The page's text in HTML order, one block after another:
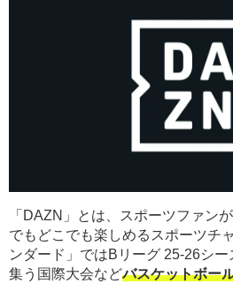
「DAZN」とは、スポーツファン
でもどこでも楽しめるスポーツチ
ンダード」ではBリーグ 25-26シ
集う国際大会などバスケットボー